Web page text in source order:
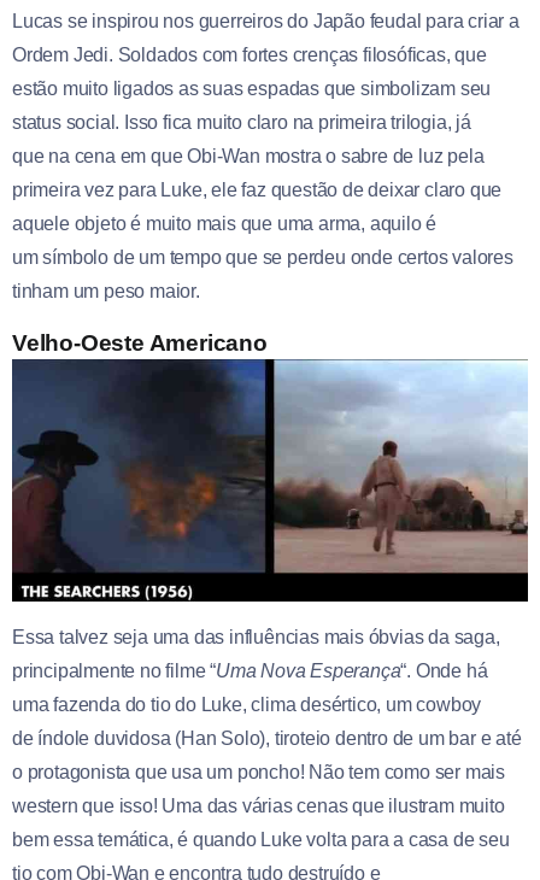
Lucas se inspirou nos guerreiros do Japão feudal para criar a
Ordem Jedi. Soldados com fortes crenças filosóficas, que
estão muito ligados as suas espadas que simbolizam seu
status social. Isso fica muito claro na primeira trilogia, já
que na cena em que Obi-Wan mostra o sabre de luz pela
primeira vez para Luke, ele faz questão de deixar claro que
aquele objeto é muito mais que uma arma, aquilo é
um símbolo de um tempo que se perdeu onde certos valores
tinham um peso maior.
Velho-Oeste Americano
Essa talvez seja uma das influências mais óbvias da saga,
principalmente no filme “Uma Nova Esperança“. Onde há
uma fazenda do tio do Luke, clima desértico, um cowboy
de índole duvidosa (Han Solo), tiroteio dentro de um bar e até
o protagonista que usa um poncho! Não tem como ser mais
western que isso! Uma das várias cenas que ilustram muito
bem essa temática, é quando Luke volta para a casa de seu
tio com Obi-Wan e encontra tudo destruído e